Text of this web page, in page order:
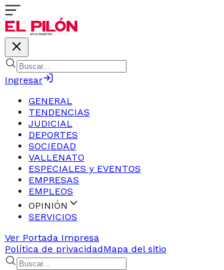
Ingresar
GENERAL
TENDENCIAS
JUDICIAL
DEPORTES
SOCIEDAD
VALLENATO
ESPECIALES y EVENTOS
EMPRESAS
EMPLEOS
OPINIÓN
SERVICIOS
Ver Portada Impresa
Política de privacidadMapa del sitio